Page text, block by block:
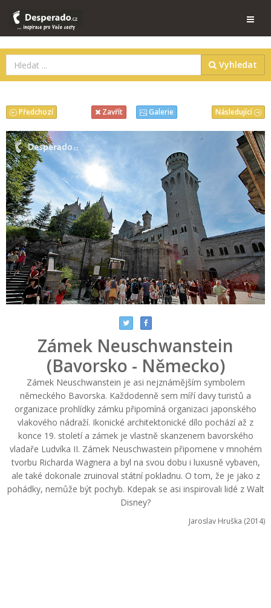
Vyhledat
Následující
Předchozí Zavřít Galerie
Zámek Neuschwanstein
(Bavorsko - Německo)
Zámek Neuschwanstein je asi nejznámějším symbolem
německého Bavorska. Každodenně sem míří davy turistů a
organizace prohlídky zámku připomíná organizaci japonského
vlakového nádraží. Ikonické architektonické dílo pochází až z
konce 19. století a zámek je vlastně skanzenem bavorského
vladaře Ludvíka II. Zámek Neuschwastein připomene v mnohém
tvorbu Richarda Wagnera a byl na svou dobu i luxusně vybaven,
ale také dokonale zruinoval státní pokladnu. O tom, že je jako z
pohádky, nemůže být pochyb. Kdepak se asi inspirovali lidé z Walt
Disney?
Jaroslav Hruška (2014)